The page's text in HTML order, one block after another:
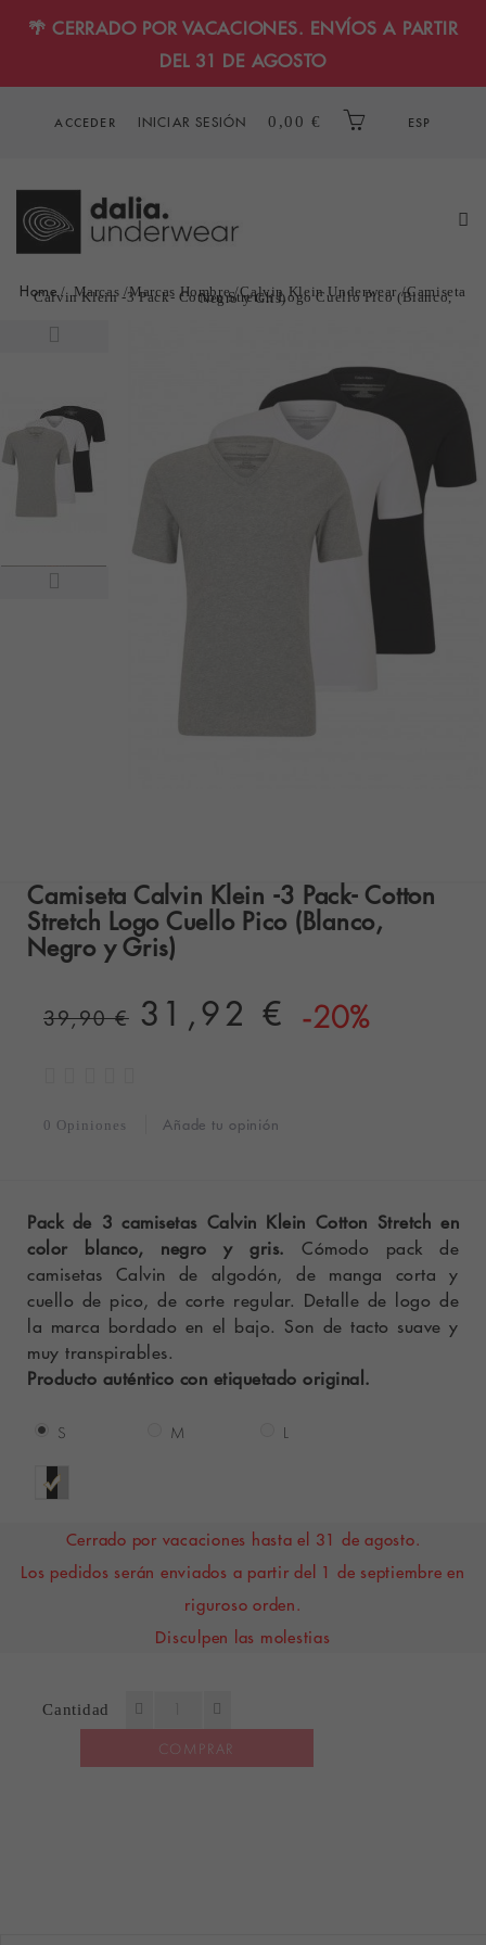
🌴 CERRADO POR VACACIONES. ENVÍOS A PARTIR
DEL 31 DE AGOSTO
ACCEDER INICIAR SESIÓN 0,00 € ESP
Home Marcas Marcas Hombre Calvin Klein Underwear Camiseta
Calvin Klein -3 Pack- Cotton Stretch Logo Cuello Pico (Blanco, Negro y Gris)
Camiseta Calvin Klein -3 Pack- Cotton
Stretch Logo Cuello Pico (Blanco,
Negro y Gris)
39,90 € 31,92 € -20%
0 Opiniones Añade tu opinión
Pack de 3 camisetas Calvin Klein Cotton Stretch en
color blanco, negro y gris. Cómodo pack de
camisetas Calvin de algodón, de manga corta y
cuello de pico, de corte regular. Detalle de logo de
la marca bordado en el bajo. Son de tacto suave y
muy transpirables.
Producto auténtico con etiquetado original.
S M L
Cerrado por vacaciones hasta el 31 de agosto.
Los pedidos serán enviados a partir del 1 de septiembre en
riguroso orden.
Disculpen las molestias
Cantidad
COMPRAR